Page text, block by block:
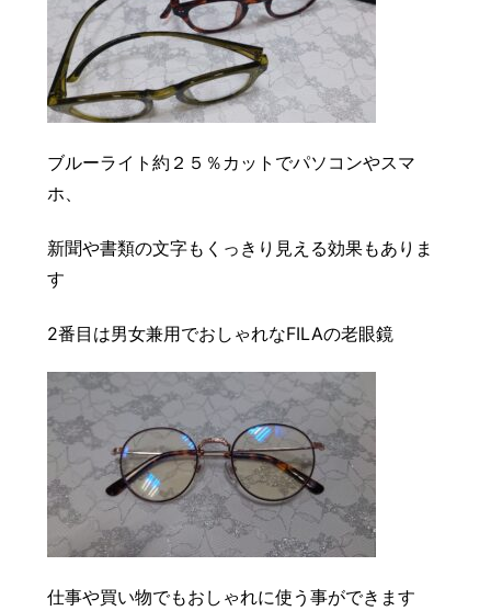
ブルーライト約２５％カットでパソコンやスマ
ホ、
新聞や書類の文字もくっきり見える効果もありま
す
2番目は男女兼用でおしゃれなFILAの老眼鏡
仕事や買い物でもおしゃれに使う事ができます